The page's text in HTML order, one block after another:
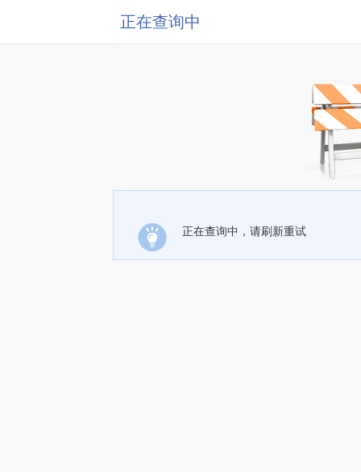
正在查询中
正在查询中，请刷新重试